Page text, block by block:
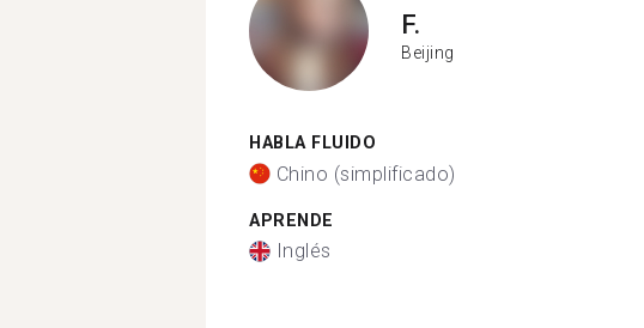
F.
Beijing
HABLA FLUIDO
Chino (simplificado)
APRENDE
Inglés